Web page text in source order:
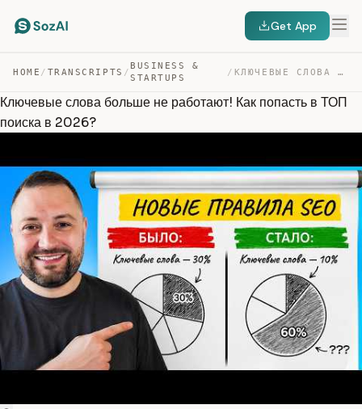
Get App
HOME / TRANSCRIPTS /
BUSINESS &
STARTUPS
/ КЛЮЧЕВЫЕ СЛОВА БОЛЬШЕ НЕ РАБОТАЮТ! КАК ПОПАСТЬ В ТОП ПО… — TRANSCRIPT
Ключевые слова больше не работают! Как попасть в ТОП
поиска в 2026?